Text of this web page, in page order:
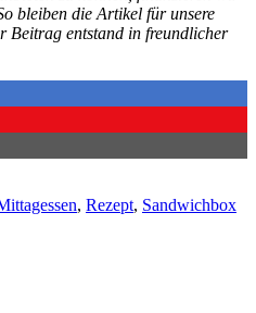
bleiben die Artikel für unsere
Beitrag entstand in freundlicher
, Rezept, Sandwichbox